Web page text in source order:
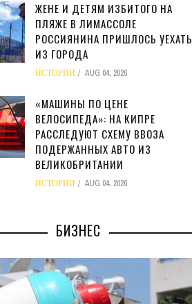
ЖЕНЕ И ДЕТЯМ ИЗБИТОГО НА
ПЛЯЖЕ В ЛИМАССОЛЕ
РОССИЯНИНА ПРИШЛОСЬ УЕХАТЬ
ИЗ ГОРОДА
ИСТОРИИ AUG 04, 2026
«МАШИНЫ ПО ЦЕНЕ
ВЕЛОСИПЕДА»: НА КИПРЕ
РАССЛЕДУЮТ СХЕМУ ВВОЗА
ПОДЕРЖАННЫХ АВТО ИЗ
ВЕЛИКОБРИТАНИИ
ИСТОРИИ AUG 04, 2026
БИЗНЕС